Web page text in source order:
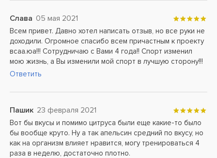
Слава 05 мая 2021
Всем привет. Давно хотел написать отзыв, но все руки не
доходили. Огромное спасибо всем причастным к проекту
всаа.юа!!! Сотрудничаю с Вами 4 года!! Спорт изменил
мою жизнь, а Вы изменили мой спорт в лучшую сторону!!!
Ответить
Пашик 23 февраля 2021
Вот бы вкусы и помимо цитруса были еще какие-то было
бы вообще круто. Ну а так апельсин средний по вкусу, но
как на организм влияет нравится, могу тренироваться 4
раза в неделю, достаточно плотно.